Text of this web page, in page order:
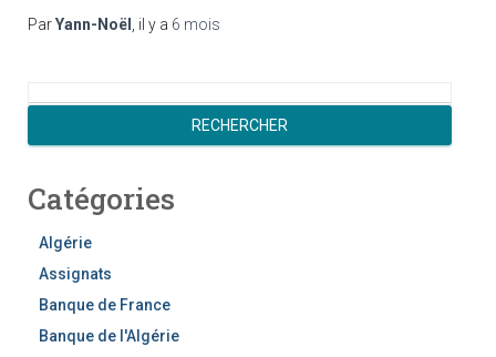
ParYann-Noël , il y a 6 mois
c
e
RECHERCHER
Catégories
Algérie
Assignats
Banque de France
Banque de l'Algérie